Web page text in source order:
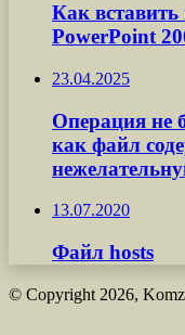
Как вставить
PowerPoint
23.04.2025
Операция не
как файл
13.07.2020
Файл hosts
© Copyright 2026,